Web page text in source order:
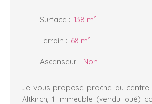
Surface : 138 m²
Terrain : 68 m²
Ascenseur : Non
Je vous propose proche du centre
Altkirch, 1 immeuble (vendu loué)